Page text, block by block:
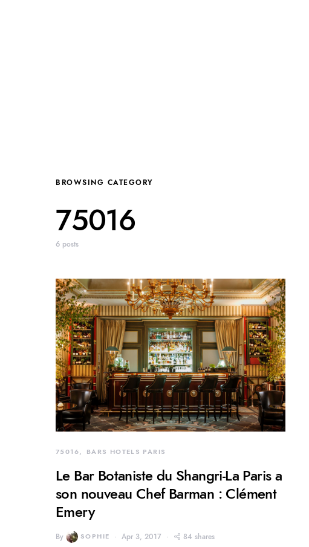
BROWSING CATEGORY
75016
6 posts
75016 BARS HOTELS PARIS
Le Bar Botaniste du Shangri-La Paris a
son nouveau Chef Barman : Clément
Emery
By SOPHIE Apr 3, 2017 84 shares